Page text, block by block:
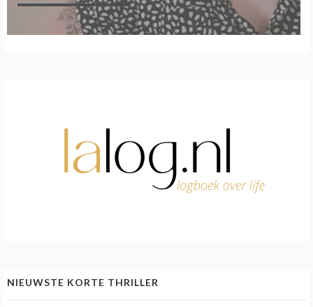
NIEUWSTE KORTE THRILLER